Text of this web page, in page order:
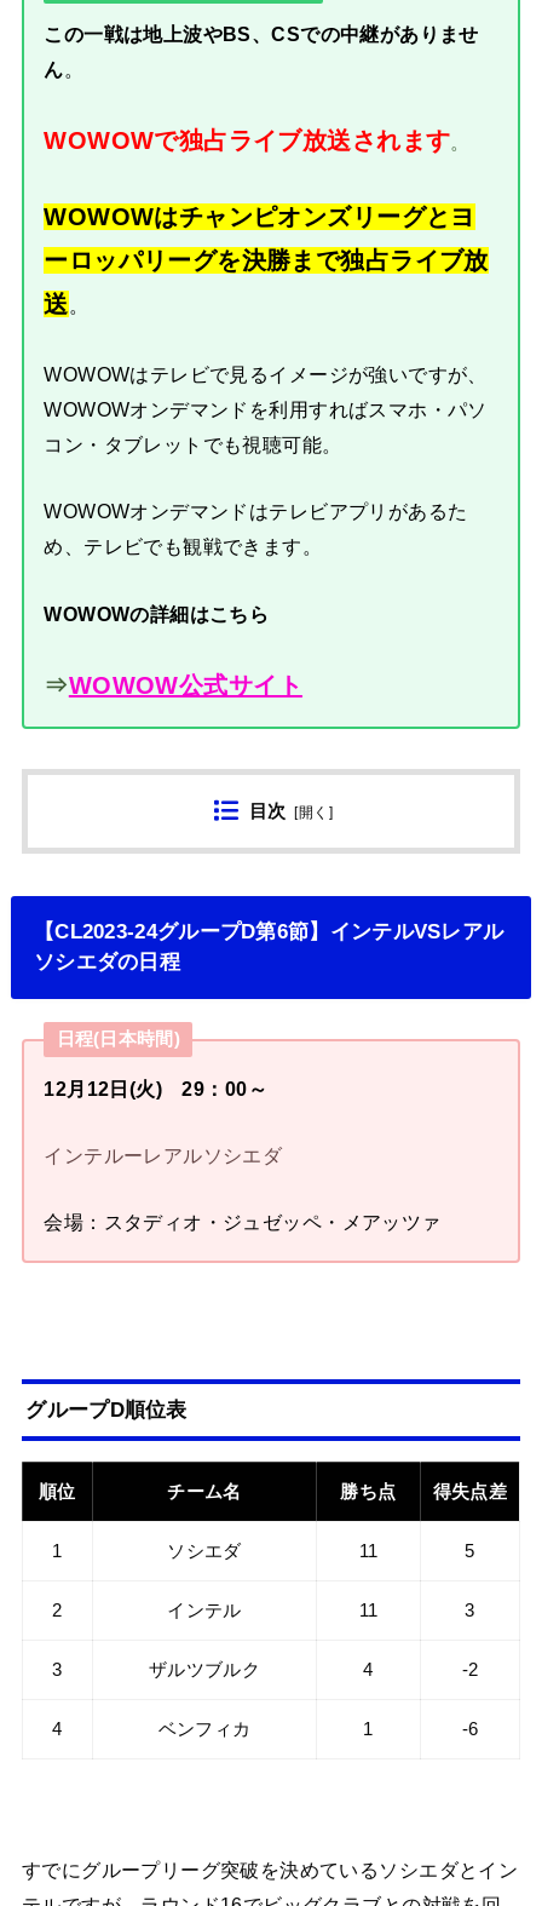
この一戦は地上波やBS、CSでの中継がありませ
ん。
WOWOWで独占ライブ放送されます。
WOWOWはチャンピオンズリーグとヨ
ーロッパリーグを決勝まで独占ライブ放
送
WOWOWはテレビで見るイメージが強いですが、
WOWOWオンデマンドを利用すればスマホ・パソ
コン・タブレットでも視聴可能。
WOWOWオンデマンドはテレビアプリがあるた
め、テレビでも観戦できます。
WOWOWの詳細はこちら
⇒WOWOW公式サイト
目次 [開く ]
【CL2023-24グループD第6節】インテルVSレアル
ソシエダの日程
日程(日本時間)
12月12日(火) 29：00～
インテルーレアルソシエダ
会場：スタディオ・ジュゼッペ・メアッツァ
グループD順位表
順位 チーム名 勝ち点 得失点差
1 ソシエダ 11 5
2 インテル 11 3
3 ザルツブルク 4 -2
4 ベンフィカ 1 -6
すでにグループリーグ突破を決めているソシエダとイン